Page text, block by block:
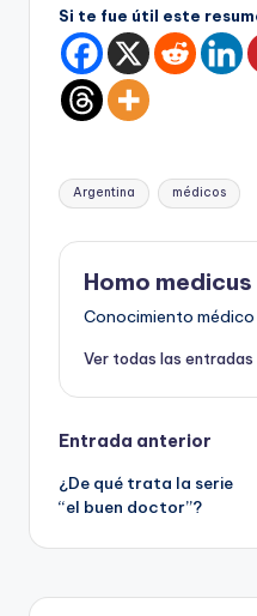
Si te fue útil este
Etiquetas:
Argentina médicos
Homo medicus
Conocimiento médico
Ver todas las entradas
Navegación
de
entradas
Entrada anterior
¿De qué trata la serie
“el buen doctor”?